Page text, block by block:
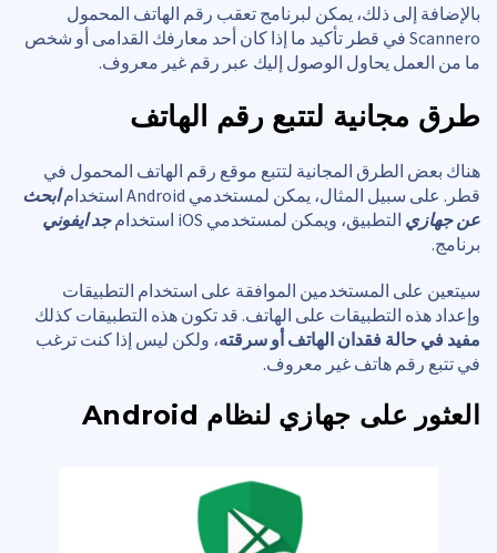
بالإضافة إلى ذلك، يمكن لبرنامج تعقب رقم الهاتف المحمول
Scannero في قطر تأكيد ما إذا كان أحد معارفك القدامى أو شخص
ما من العمل يحاول الوصول إليك عبر رقم غير معروف.
طرق مجانية لتتبع رقم الهاتف
هناك بعض الطرق المجانية لتتبع موقع رقم الهاتف المحمول في
قطر. على سبيل المثال، يمكن لمستخدمي Android استخدام
ابحث
عن جهازي التطبيق، ويمكن لمستخدمي iOS استخدام
جد ايفوني
برنامج.
سيتعين على المستخدمين الموافقة على استخدام التطبيقات
وإعداد هذه التطبيقات على الهاتف. قد تكون هذه التطبيقات كذلك
مفيد في حالة فقدان الهاتف أو سرقته، ولكن ليس إذا كنت ترغب
في تتبع رقم هاتف غير معروف.
العثور على جهازي لنظام Android